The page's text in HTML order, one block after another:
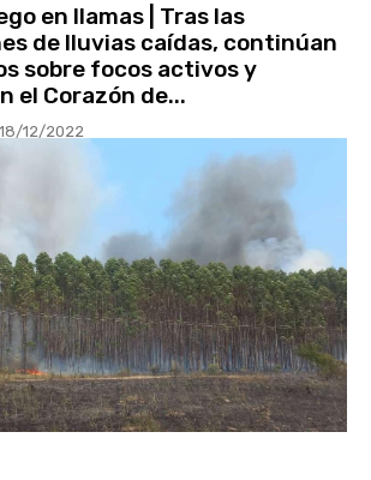
en llamas | Tras las
de lluvias caídas, continúan
sobre focos activos y
el Corazón de...
18/12/2022